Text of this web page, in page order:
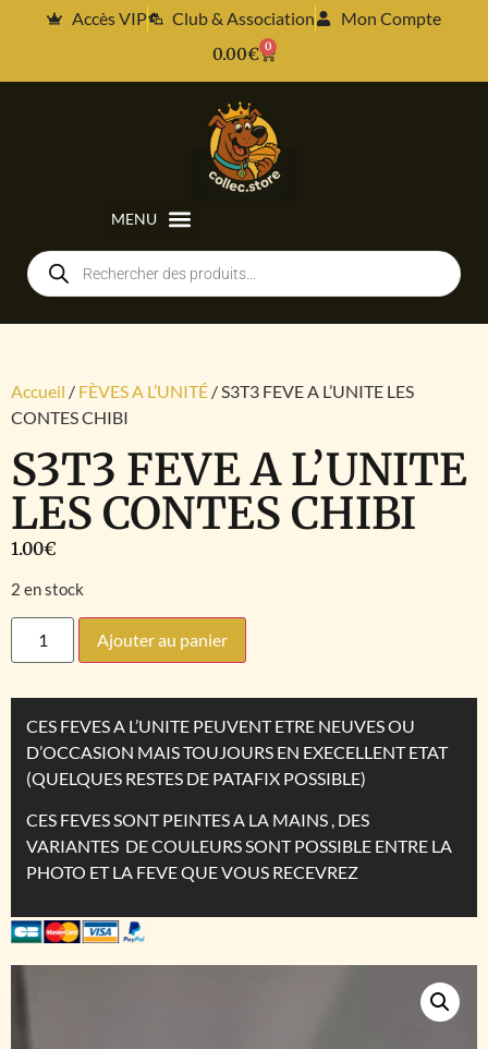
Accès VIP Club & Association
Mon Compte
0.00€ 0
Accueil / FÈVES A L’UNITÉ / S3T3 FEVE A L’UNITE LES
CONTES CHIBI
S3T3 FEVE A L’UNITE
LES CONTES CHIBI
1.00€
2 en stock
Ajouter au panier
CES FEVES A L’UNITE PEUVENT ETRE NEUVES OU
D’OCCASION MAIS TOUJOURS EN EXECELLENT ETAT
(QUELQUES RESTES DE PATAFIX POSSIBLE)
CES FEVES SONT PEINTES A LA MAINS , DES
VARIANTES DE COULEURS SONT POSSIBLE ENTRE LA
PHOTO ET LA FEVE QUE VOUS RECEVREZ